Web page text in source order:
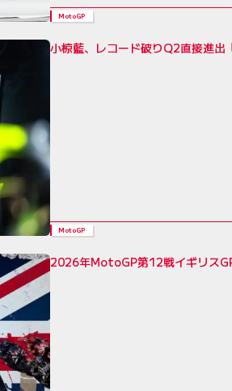
MotoGP
小椋藍、レコード破りQ2直接進出
MotoGP
2026年MotoGP第12戦イギリス